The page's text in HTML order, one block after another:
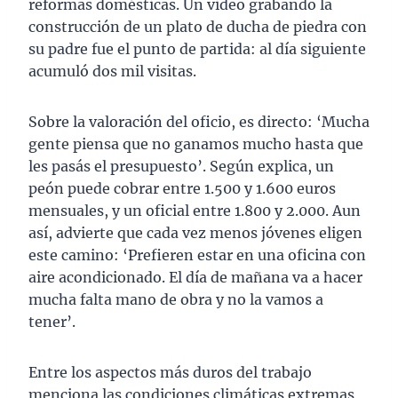
reformas domésticas. Un video grabando la
construcción de un plato de ducha de piedra con
su padre fue el punto de partida: al día siguiente
acumuló dos mil visitas.
Sobre la valoración del oficio, es directo: ‘Mucha
gente piensa que no ganamos mucho hasta que
les pasás el presupuesto’. Según explica, un
peón puede cobrar entre 1.500 y 1.600 euros
mensuales, y un oficial entre 1.800 y 2.000. Aun
así, advierte que cada vez menos jóvenes eligen
este camino: ‘Prefieren estar en una oficina con
aire acondicionado. El día de mañana va a hacer
mucha falta mano de obra y no la vamos a
tener’.
Entre los aspectos más duros del trabajo